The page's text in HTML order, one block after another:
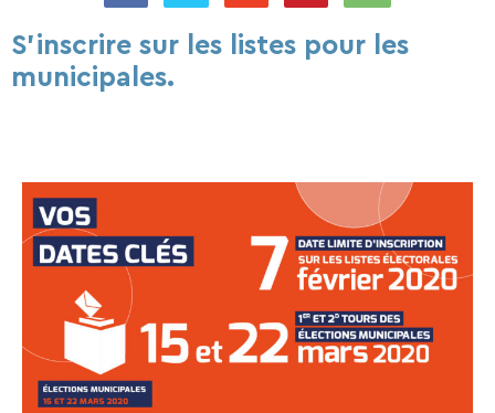
S’inscrire sur les listes pour les
municipales.